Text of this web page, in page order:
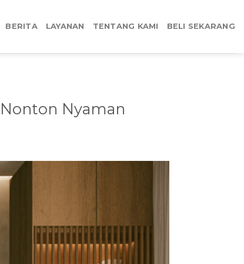
BERITA LAYANAN TENTANG KAMI BELI SEKARANG
Nyaman